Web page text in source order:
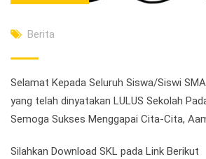
Berita
Selamat Kepada Seluruh Siswa/Siswi
yang telah dinyatakan LULUS Sekolah
Semoga Sukses Menggapai Cita-Cita,
Silahkan Download SKL pada Link Berikut